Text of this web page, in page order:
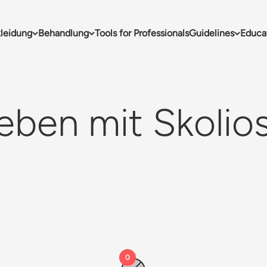
Behandlung Tools for ProfessionalsGuidelines
0